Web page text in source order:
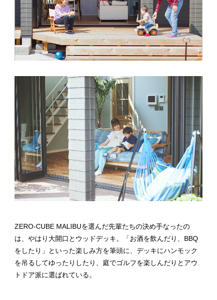
ZERO-CUBE MALIBUを選んだ先輩たちの決め手なったの
は、やはり大開口とウッドデッキ。「お酒を飲んだり、BBQ
をしたり」といった楽しみ方を筆頭に、デッキにハンモック
を吊るしてゆったりしたり、庭でゴルフを楽しんだりとアウ
トドア派に選ばれている。